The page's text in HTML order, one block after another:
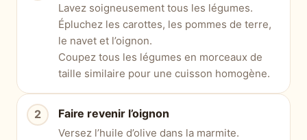
Lavez soigneusement tous les légumes.
Épluchez les carottes, les pommes de terre,
le navet et l’oignon.
Coupez tous les légumes en morceaux de
taille similaire pour une cuisson homogène.
Faire revenir l’oignon
Versez l’huile d’olive dans la marmite.